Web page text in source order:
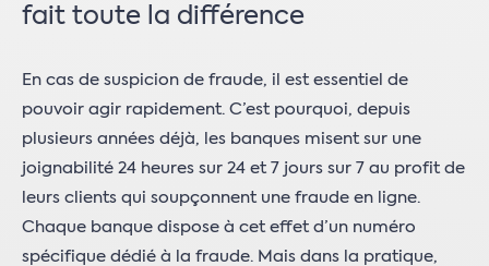
fait toute la différence
En cas de suspicion de fraude, il est essentiel de
pouvoir agir rapidement. C’est pourquoi, depuis
plusieurs années déjà, les banques misent sur une
joignabilité 24 heures sur 24 et 7 jours sur 7 au profit de
leurs clients qui soupçonnent une fraude en ligne.
Chaque banque dispose à cet effet d’un numéro
spécifique dédié à la fraude. Mais dans la pratique,